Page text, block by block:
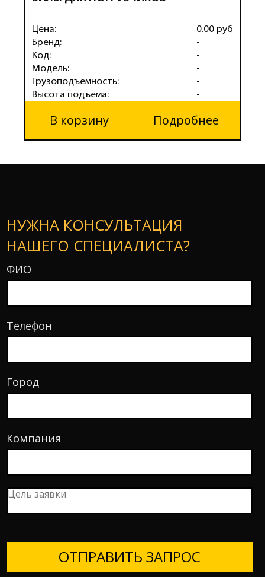
Цена:
Бренд:
Код:
Модель:
Грузоподъемность:
Высота подъема:
0.00 руб
-
-
-
-
-
В корзину Подробнее
НУЖНА КОНСУЛЬТАЦИЯ
НАШЕГО СПЕЦИАЛИСТА?
ФИО
Телефон
Город
Компания
ОТПРАВИТЬ ЗАПРОС